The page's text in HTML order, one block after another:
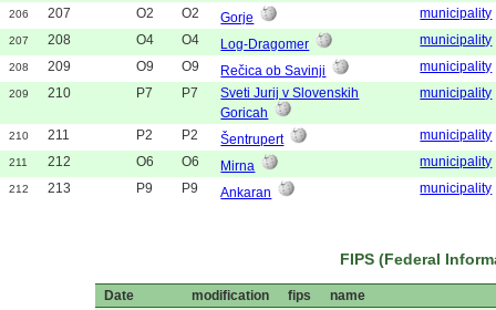
206 207 O2 O2 Gorje municipality
207 208 O4 O4 Log-Dragomer municipality
208 209 O9 O9 Rečica ob Savinji municipality
209 210 P7 P7
Sveti Jurij v Slovenskih
Goricah
municipality
210 211 P2 P2 Šentrupert municipality
211 212 O6 O6 Mirna municipality
212 213 P9 P9 Ankaran municipality
FIPS (Federal
Date modification fips
name